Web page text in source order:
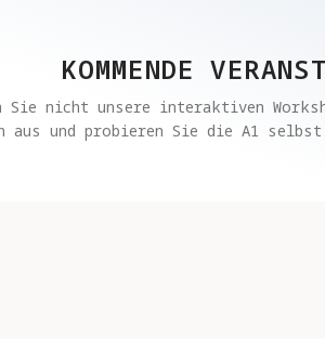
KOMMENDE
Sie nicht unsere interaktiven
aus und probieren Sie die A1